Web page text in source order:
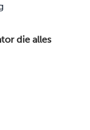
die alles